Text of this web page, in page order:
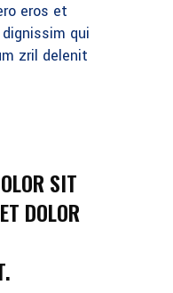
eros et
qui
zril delenit
SIT
DOLOR